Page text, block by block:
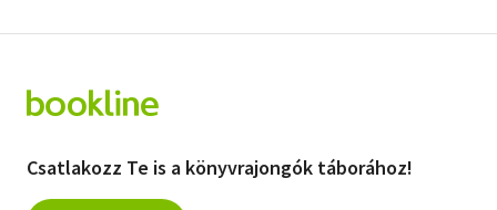
Csatlakozz Te is a könyvrajongók táborához!